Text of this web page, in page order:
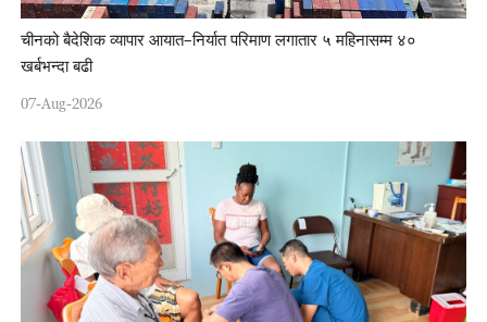
चीनको बैदेशिक व्यापार आयात–निर्यात परिमाण लगातार ५ महिनासम्म ४०
खर्बभन्दा बढी
07-Aug-2026